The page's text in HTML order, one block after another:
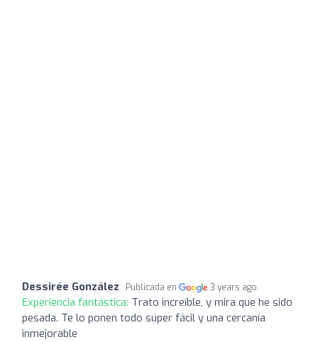
Dessirée González Publicada en 3 years ago
Experiencia fantástica: Trato increíble, y mira que he sido
pesada. Te lo ponen todo súper fácil y una cercanía
inmejorable